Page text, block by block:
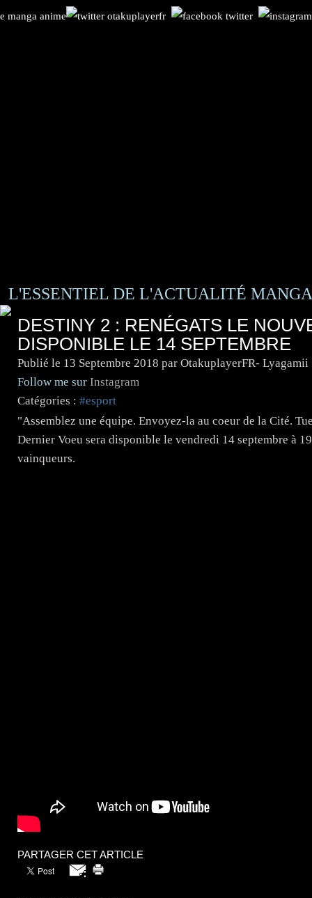
L'ESSENTIEL DE L'ACTUALITÉ
DESTINY 2 : RENÉGATS LE
DISPONIBLE LE 14 SEPTEMBRE
Publié le 13 Septembre 2018 par OtakuplayerFR- Lyagamii
Follow me sur Instagram
Catégories : #esport
"Assemblez une équipe. Envoyez-la au coeur de la Cité.
Dernier Voeu sera disponible le vendredi 14 septembre à
vainqueurs.
PARTAGER CET ARTICLE